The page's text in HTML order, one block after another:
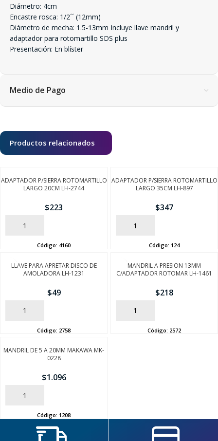
Diámetro: 4cm
Encastre rosca: 1/2´´ (12mm)
Diámetro de mecha: 1.5-13mm Incluye llave mandril y
adaptador para rotomartillo SDS plus
Presentación: En blíster
Medio de Pago
Productos relacionados
ADAPTADOR P/SIERRA ROTOMARTILLO
LARGO 20CM LH-2744
$223
AÑADIR
Código: 4160
ADAPTADOR P/SIERRA ROTOMARTILLO
LARGO 35CM LH-897
$347
AÑADIR
Código: 124
LLAVE PARA APRETAR DISCO DE
AMOLADORA LH-1231
$49
AÑADIR
Código: 2758
MANDRIL A PRESION 13MM
C/ADAPTADOR ROTOMAR LH-1461
$218
AÑADIR
Código: 2572
MANDRIL DE 5 A 20MM MAKAWA MK-
0228
$1.096
AÑADIR
Código: 1208